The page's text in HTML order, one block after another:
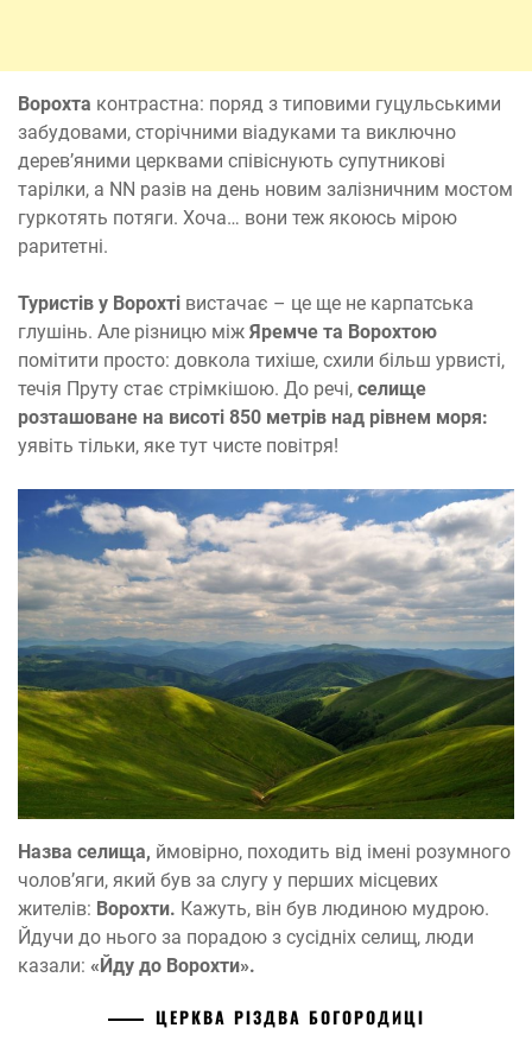
Ворохта контрастна: поряд з типовими гуцульськими
забудовами, сторічними віадуками та виключно
дерев’яними церквами співіснують супутникові
тарілки, а NN разів на день новим залізничним мостом
гуркотять потяги. Хоча… вони теж якоюсь мірою
раритетні.
Туристів у Ворохті вистачає – це ще не карпатська
глушінь. Але різницю між Яремче та Ворохтою
помітити просто: довкола тихіше, схили більш урвисті,
течія Пруту стає стрімкішою. До речі, селище
розташоване на висоті 850 метрів над рівнем моря:
уявіть тільки, яке тут чисте повітря!
Назва селища, ймовірно, походить від імені розумного
чолов’яги, який був за слугу у перших місцевих
жителів: Ворохти. Кажуть, він був людиною мудрою.
Йдучи до нього за порадою з сусідніх селищ, люди
казали: «Йду до Ворохти».
ЦЕРКВА РІЗДВА БОГОРОДИЦІ